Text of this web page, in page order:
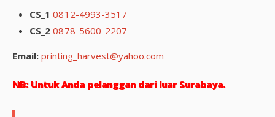
CS_1 0812-4993-3517
CS_2 0878-5600-2207
Email: printing_harvest@yahoo.com
NB: Untuk Anda pelanggan dari luar Surabaya.